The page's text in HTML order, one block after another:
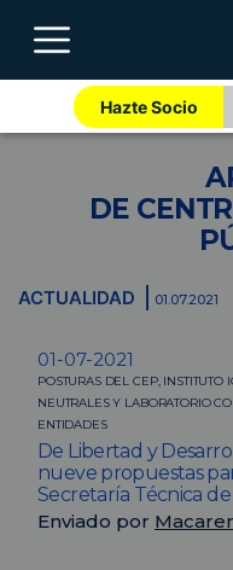
Hazte Socio
DE
ACTUALIDAD 01.07.2021
01-07-2021
POSTURAS DEL CEP,
NEUTRALES Y LABORATORIO
ENTIDADES
De Libertad y
nueve propuestas
Secretaría Técnica
Enviado por